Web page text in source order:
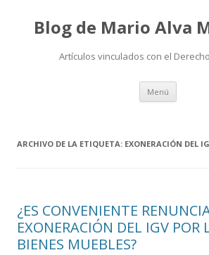
Blog de Mario Alva
Artículos vinculados con el
Menú Ir
ARCHIVO DE LA ETIQUETA: EXONERACIÓN DEL
¿ES CONVENIENTE
EXONERACIÓN DEL IGV POR
BIENES MUEBLES?